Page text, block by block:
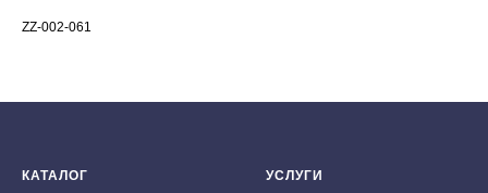
ZZ-002-061
КАТАЛОГ УСЛУГИ